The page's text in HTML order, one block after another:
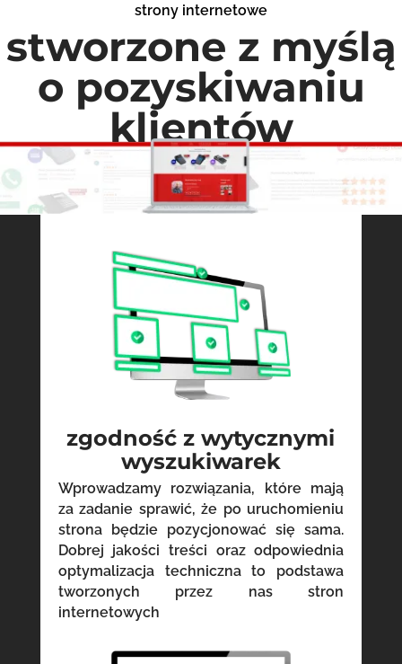
strony internetowe
stworzone z myślą
o pozyskiwaniu
klientów
zgodność z wytycznymi
wyszukiwarek
Wprowadzamy rozwiązania, które mają
za zadanie sprawić, że po uruchomieniu
strona będzie pozycjonować się sama.
Dobrej jakości treści oraz odpowiednia
optymalizacja techniczna to podstawa
tworzonych przez nas stron
internetowych